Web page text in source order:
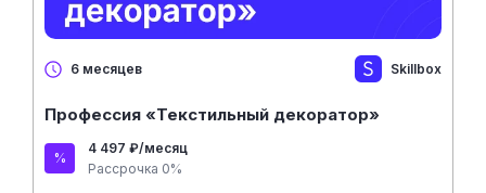
6 месяцев Skillbox
Профессия «Текстильный декоратор»
4 497 ₽/месяц
Рассрочка 0%